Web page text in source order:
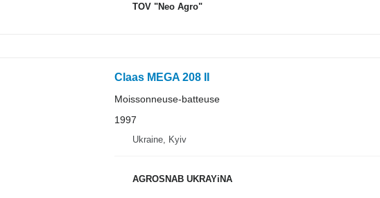
TOV "Neo Agro"
Claas MEGA 208 II
Moissonneuse-batteuse
1997
Ukraine, Kyiv
AGROSNAB UKRAYiNA